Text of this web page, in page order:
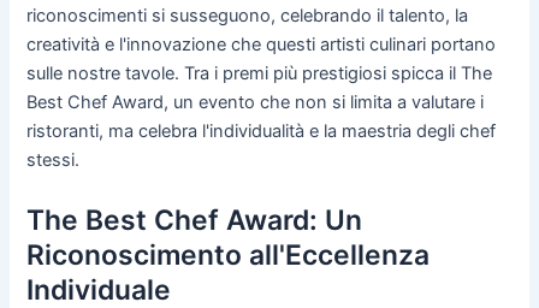
riconoscimenti si susseguono, celebrando il talento, la
creatività e l'innovazione che questi artisti culinari portano
sulle nostre tavole. Tra i premi più prestigiosi spicca il The
Best Chef Award, un evento che non si limita a valutare i
ristoranti, ma celebra l'individualità e la maestria degli chef
stessi.
The Best Chef Award: Un
Riconoscimento all'Eccellenza
Individuale